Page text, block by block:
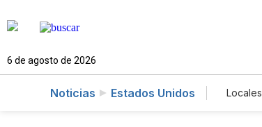
6 de agosto de 2026
Noticias Estados Unidos Locales